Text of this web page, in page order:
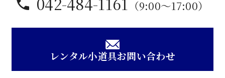
（9:00〜17:00）
レンタル小道具お問い合わせ